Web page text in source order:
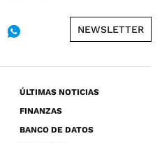
NEWSLETTER
ÚLTIMAS NOTICIAS
FINANZAS
BANCO DE DATOS